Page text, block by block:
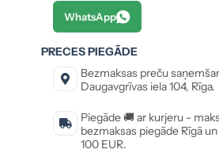
WhatsApp
PRECES PIEGĀDE
Bezmaksas preču
Daugavgrīvas iela 104, Rīga.
Piegāde 🚚 ar kurjeru -
bezmaksas piegāde Rīgā
100 EUR.